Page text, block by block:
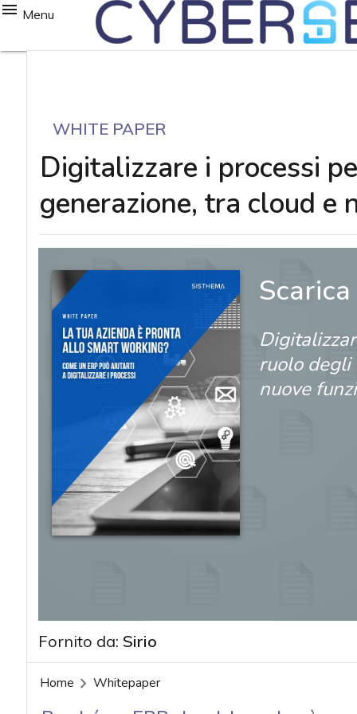
Menu
WHITE PAPER
Digitalizzare i processi
generazione, tra cloud e
ruolo degli
nuove
Fornito da: Sirio
Home Whitepaper